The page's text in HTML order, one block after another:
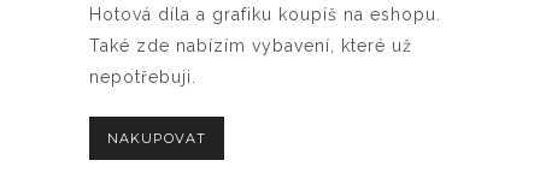
Hotová díla a grafiku koupíš na eshopu.
Také zde nabízím vybavení, které už
nepotřebuji.
NAKUPOVAT